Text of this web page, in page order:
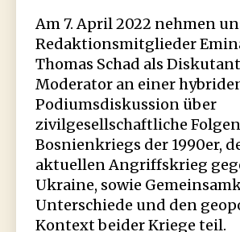
Am 7. April 2022 nehmen
Redaktionsmitglieder
Thomas Schad als
Moderator an einer
Podiumsdiskussion über
zivilgesellschaftliche
Bosnienkriegs der 1990er,
aktuellen Angriffskrieg
Ukraine, sowie
Unterschiede und den
Kontext beider Kriege teil.